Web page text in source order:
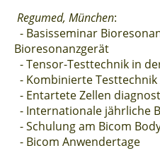
Regumed, München:
- Basisseminar
Bioresonanzgerät
- Tensor-Testtechnik in
- Kombinierte
- Entartete Zellen
- Internationale jährliche
- Schulung am Bicom
- Bicom Anwendertage